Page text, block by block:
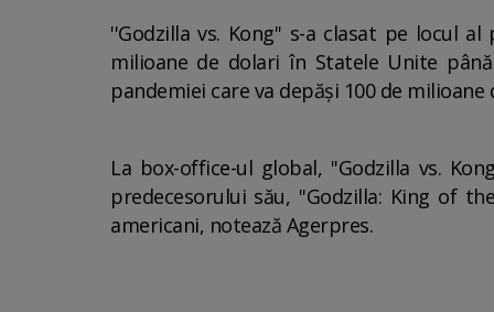
''Godzilla vs. Kong'' s-a clasat pe locul
milioane de dolari în Statele Unite
pandemiei care va depăşi 100 de
La box-office-ul global, ''Godzilla vs.
predecesorului său, ''Godzilla: King of
americani, notează Agerpres.